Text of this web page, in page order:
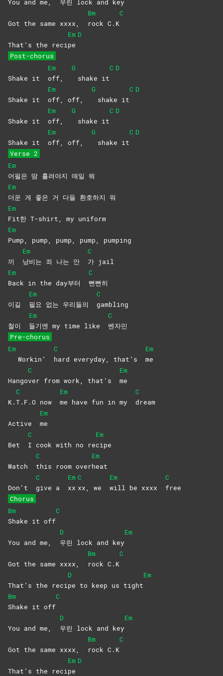
You and me, 우린 lock and key
Got the same xxxx,
Bm
rock C.K
C
That’s the reci
Em
pe
D
Post-chorus
Shake it
Em
off,
G
shake it
C D
Shake it
Em
off, off,
G
shake it
C D
Shake it
Em
off,
G
shake it
C D
Shake it
Em
off, off,
G
shake it
C D
Verse 2
Em
어필은 땀 흘려야지 매일 뭐
Em
더운 게 좋은 거 다들 환호하지 워
Em
Fit한 T-shirt, my uniform
Em
Pump, pump, pump, pump, pumping
끼
Em
낭비는 죄 나는 안
C
가 jail
Em
Back in the day부터
C
뻔뻔히
이길
Em
필요 없는 우리들의
C
gambling
철이
Em
들기엔 my time like
C
벤자민
Pre-chorus
Em
Workin’
C
hard everyday, that’s
Em
me
Hango
C
ver from work, that’s
Em
me
K.
C
T.F.O now
Em
me have fun in my
C
dream
Active
Em
me
Bet
C
I cook with no re
Em
cipe
Watch
C
this room over
Em
heat
Don’t
C
give a
Em
xx
C
xx, we
Em
will be xxxx
C
free
Chorus
Bm
Shake it off
C
You and me,
D
우린 lock and key
Em
Got the same xxxx,
Bm
rock C.K
C
That’s the reci
D
pe to keep us tight
Em
Bm
Shake it off
C
You and me,
D
우린 lock and key
Em
Got the same xxxx,
Bm
rock C.K
C
That’s the reci
Em
pe
D